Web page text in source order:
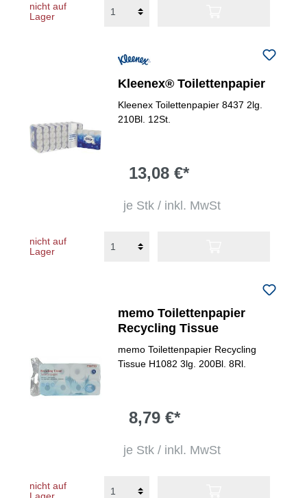
nicht auf
Lager
Kleenex® Toilettenpapier
Kleenex Toilettenpapier 8437 2lg.
210Bl. 12St.
13,08 €*
je Stk / inkl. MwSt
nicht auf
Lager
memo Toilettenpapier
Recycling Tissue
memo Toilettenpapier Recycling
Tissue H1082 3lg. 200Bl. 8Rl.
8,79 €*
je Stk / inkl. MwSt
nicht auf